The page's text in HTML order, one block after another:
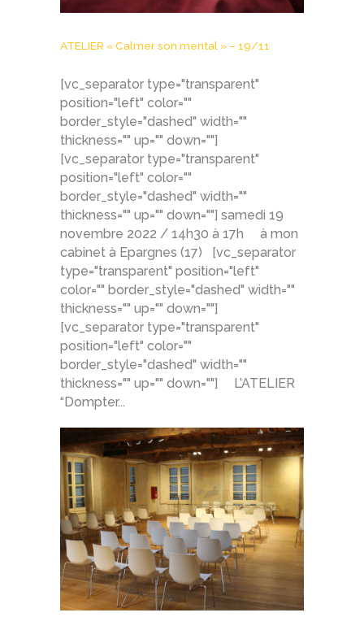
ATELIER « Calmer son mental » – 19/11
[vc_separator type="transparent"
position="left" color=""
border_style="dashed" width=""
thickness="" up="" down=""]
[vc_separator type="transparent"
position="left" color=""
border_style="dashed" width=""
thickness="" up="" down=""] samedi 19
novembre 2022 / 14h30 à 17h à mon
cabinet à Epargnes (17) [vc_separator
type="transparent" position="left"
color="" border_style="dashed" width=""
thickness="" up="" down=""]
[vc_separator type="transparent"
position="left" color=""
border_style="dashed" width=""
thickness="" up="" down=""] L’ATELIER
“Dompter...